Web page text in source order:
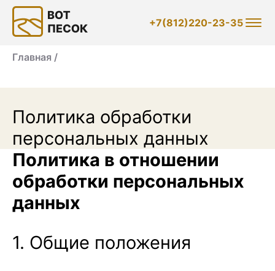
+7(812)220-23-35
Главная /
Политика обработки
персональных данных
Политика в отношении
обработки персональных
данных
1. Общие положения